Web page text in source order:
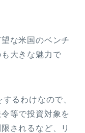
な米国のベンチ
大きな魅力で
るわけなので、
等で投資対象を
されるなど、リ